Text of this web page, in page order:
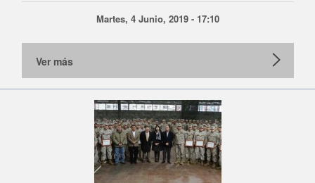
Martes, 4 Junio, 2019 - 17:10
Ver más